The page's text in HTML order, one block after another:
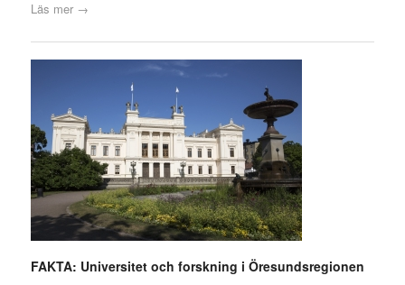
Läs mer →
FAKTA: Universitet och forskning i Öresundsregionen